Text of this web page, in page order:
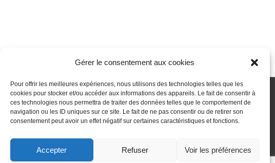
Gérer le consentement aux cookies
Pour offrir les meilleures expériences, nous utilisons des technologies telles que les
cookies pour stocker et/ou accéder aux informations des appareils. Le fait de consentir à
ces technologies nous permettra de traiter des données telles que le comportement de
navigation ou les ID uniques sur ce site. Le fait de ne pas consentir ou de retirer son
consentement peut avoir un effet négatif sur certaines caractéristiques et fonctions.
Accepter Refuser Voir les préférences
Mot de passe perdu Newsletter Politique de cookies (UE)